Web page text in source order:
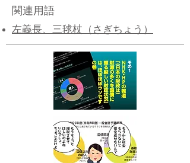
関連用語
左義長、三毬杖（さぎちょう）